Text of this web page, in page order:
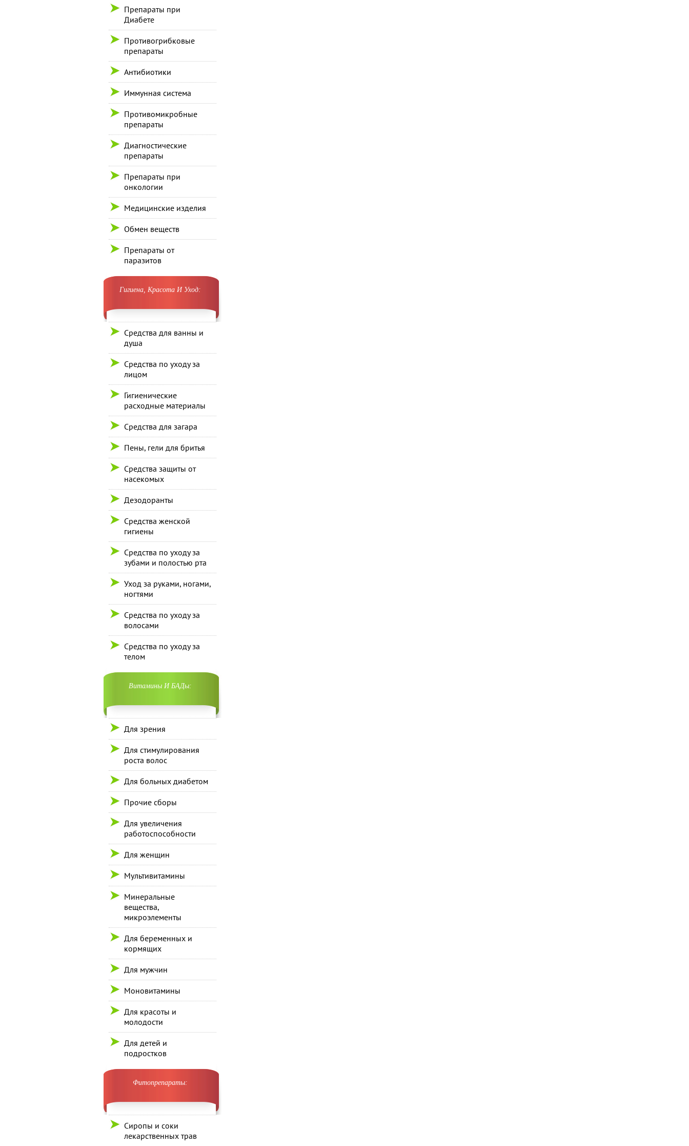
Препараты при
Диабете
Противогрибковые
препараты
Антибиотики
Иммунная система
Противомикробные
препараты
Диагностические
препараты
Препараты при
онкологии
Медицинские изделия
Обмен веществ
Препараты от
паразитов
Гигиена, Красота И Уход:
Средства для ванны и
душа
Средства по уходу за
лицом
Гигиенические
расходные материалы
Средства для загара
Пены, гели для бритья
Средства защиты от
насекомых
Дезодоранты
Средства женской
гигиены
Средства по уходу за
зубами и полостью рта
Уход за руками, ногами,
ногтями
Средства по уходу за
волосами
Средства по уходу за
телом
Витамины И БАДы:
Для зрения
Для стимулирования
роста волос
Для больных диабетом
Прочие сборы
Для увеличения
работоспособности
Для женщин
Мультивитамины
Минеральные
вещества,
микроэлементы
Для беременных и
кормящих
Для мужчин
Моновитамины
Для красоты и
молодости
Для детей и
подростков
Фитопрепараты:
Сиропы и соки
лекарственных трав